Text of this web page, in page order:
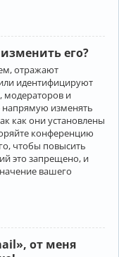
его?
отражают
идентифицируют
модераторов и
изменять
как они установлены
конференцию
чтобы повысить
это запрещено, и
вашего
от меня